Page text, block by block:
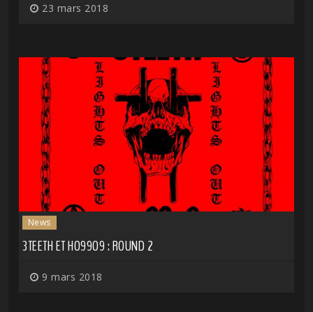
23 mars 2018
News
3TEETH ET HO99O9 : ROUND 2
9 mars 2018